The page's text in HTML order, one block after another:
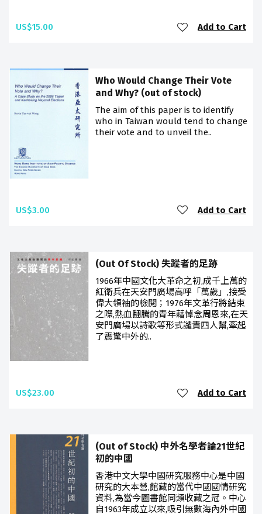
US$15.00 Add to Cart
Who Would Change Their Vote
and Why? (out of stock)
The aim of this paper is to identify
who in Taiwan would tend to change
their vote and to unveil the..
US$3.00 Add to Cart
(Out Of Stock) 失蹤者的足跡
1966年中國文化大革命之初,成千上萬的
紅衛兵在天安門廣場高呼「萬歲」,接受
偉大領袖的檢閱；1976年文革行將結束
之際,熱血翻騰的青年藉悼念周恩來,在天
安門廣場以詩歌等形式譴責四人幫,牽起
了震驚中外的..
US$23.00 Add to Cart
(Out of Stock) 中外名學者論21世紀
初的中國
香港中文大學中國研究服務中心是中國
研究的大本營,館藏的當代中國國情研究
資料,為當今圖書館同類收藏之冠。中心
自1963年成立以來,吸引無數海內外中國